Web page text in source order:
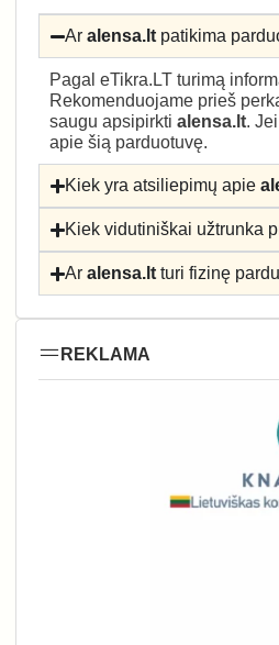
Aralensa.lt patikima
Pagal eTikra.LT turimą
Rekomenduojame prieš
saugu apsipirkti alensa.lt.
apie šią parduotuvę.
Kiek yra atsiliepimų apie
Kiek vidutiniškai užtrunka
Aralensa.lt turi fizinę
REKLAMA